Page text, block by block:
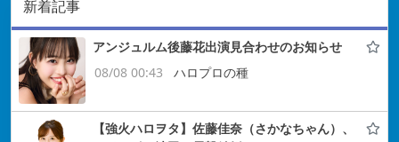
新着記事
アンジュルム後藤花出演見合わせのお知らせ
08/08 00:43
ハロプロの種
【強火ハロヲタ】佐藤佳奈（さかなちゃん）、